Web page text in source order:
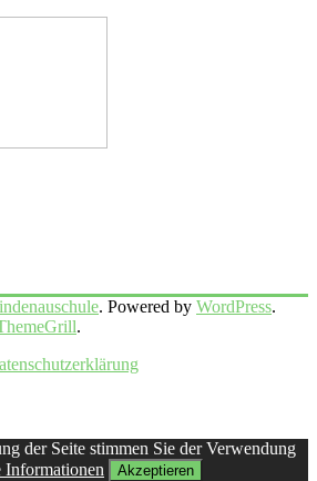
. Powered by WordPress.
.
der Seite stimmen Sie der Verwendung
Informationen Akzeptieren